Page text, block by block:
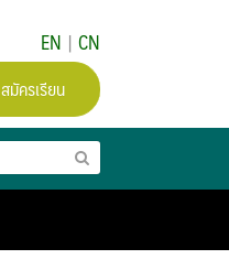
EN | CN
สมัครเรียน